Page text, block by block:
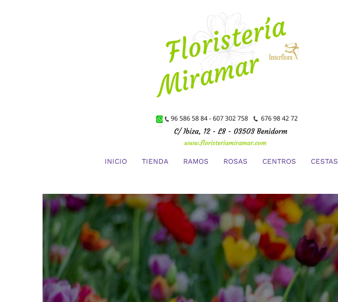
INICIO TIENDA RAMOS ROSAS CENTROS CESTAS